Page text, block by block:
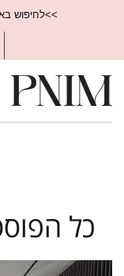
>>לחיפוש
כל